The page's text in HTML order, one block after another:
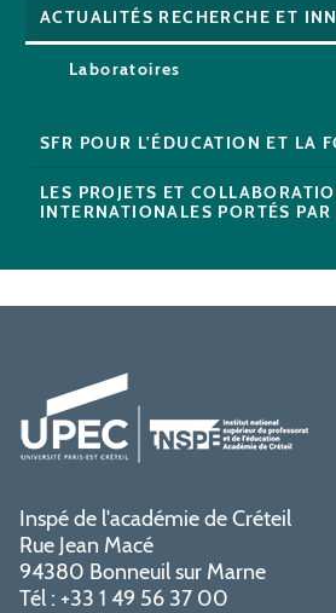
ACTUALITÉS RECHERCHE ET
Laboratoires
SFR POUR L'ÉDUCATION ET LA
LES PROJETS ET
INTERNATIONALES PORTÉS PAR
Inspé de l'académie de Créteil
Rue Jean Macé
94380 Bonneuil sur Marne
Tél : +33 1 49 56 37 00